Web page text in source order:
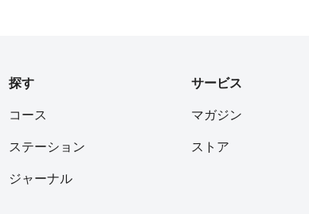
探す
コース
ステーション
ジャーナル
サービス
マガジン
ストア